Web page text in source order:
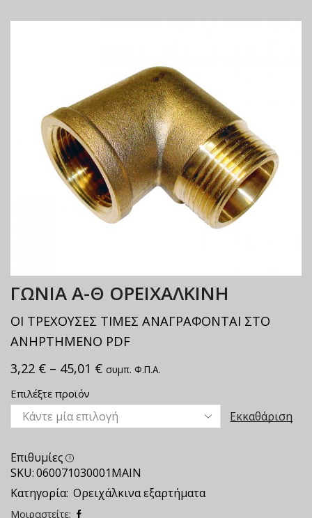
ΓΩΝΙΑ Α-Θ ΟΡΕΙΧΑΛΚΙΝΗ
ΟΙ ΤΡΕΧΟΥΣΕΣ ΤΙΜΕΣ ΑΝΑΓΡΑΦΟΝΤΑΙ ΣΤΟ
ΑΝΗΡΤΗΜΕΝΟ PDF
3,22 € – 45,01 € συμπ. Φ.Π.Α.
Επιλέξτε προϊόν
Εκκαθάριση
Επιθυμίες
SKU:060071030001MAIN
Κατηγορία: Ορειχάλκινα εξαρτήματα
Μοιραστείτε: